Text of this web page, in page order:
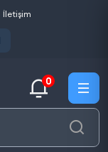
İletişim
0